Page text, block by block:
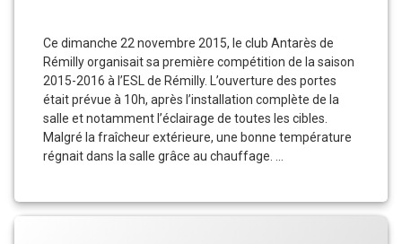
Ce dimanche 22 novembre 2015, le club Antarès de
Rémilly organisait sa première compétition de la saison
2015-2016 à l’ESL de Rémilly. L’ouverture des portes
était prévue à 10h, après l’installation complète de la
salle et notamment l’éclairage de toutes les cibles.
Malgré la fraîcheur extérieure, une bonne température
régnait dans la salle grâce au chauffage. …